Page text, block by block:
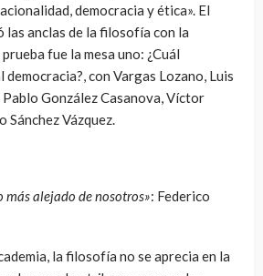
democracia y ética». El
las anclas de la filosofía con la
fue la mesa uno: ¿Cuál
democracia?, con Vargas Lozano, Luis
González Casanova, Víctor
Sánchez Vázquez.
más alejado de nosotros»: Federico
la filosofía no se aprecia en la